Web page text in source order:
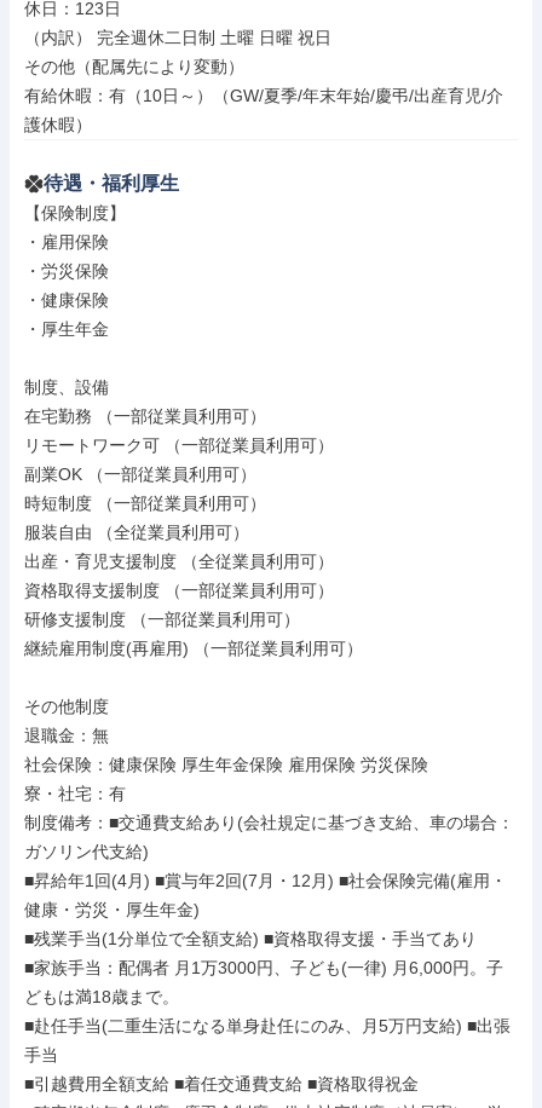
休日：123日
（内訳） 完全週休二日制 土曜 日曜 祝日
その他（配属先により変動）
有給休暇：有（10日～）（GW/夏季/年末年始/慶弔/出産育児/介
護休暇）
待遇・福利厚生
【保険制度】
・雇用保険
・労災保険
・健康保険
・厚生年金
制度、設備
在宅勤務 （一部従業員利用可）
リモートワーク可 （一部従業員利用可）
副業OK （一部従業員利用可）
時短制度 （一部従業員利用可）
服装自由 （全従業員利用可）
出産・育児支援制度 （全従業員利用可）
資格取得支援制度 （一部従業員利用可）
研修支援制度 （一部従業員利用可）
継続雇用制度(再雇用) （一部従業員利用可）
その他制度
退職金：無
社会保険：健康保険 厚生年金保険 雇用保険 労災保険
寮・社宅：有
制度備考：■交通費支給あり(会社規定に基づき支給、車の場合：
ガソリン代支給)
■昇給年1回(4月) ■賞与年2回(7月・12月) ■社会保険完備(雇用・
健康・労災・厚生年金)
■残業手当(1分単位で全額支給) ■資格取得支援・手当てあり
■家族手当：配偶者 月1万3000円、子ども(一律) 月6,000円。子
どもは満18歳まで。
■赴任手当(二重生活になる単身赴任にのみ、月5万円支給) ■出張
手当
■引越費用全額支給 ■着任交通費支給 ■資格取得祝金